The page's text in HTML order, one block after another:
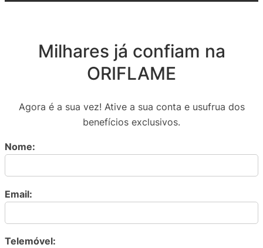
Milhares já confiam na
ORIFLAME
Agora é a sua vez! Ative a sua conta e usufrua dos
benefícios exclusivos.
Nome:
Email:
Telemóvel: